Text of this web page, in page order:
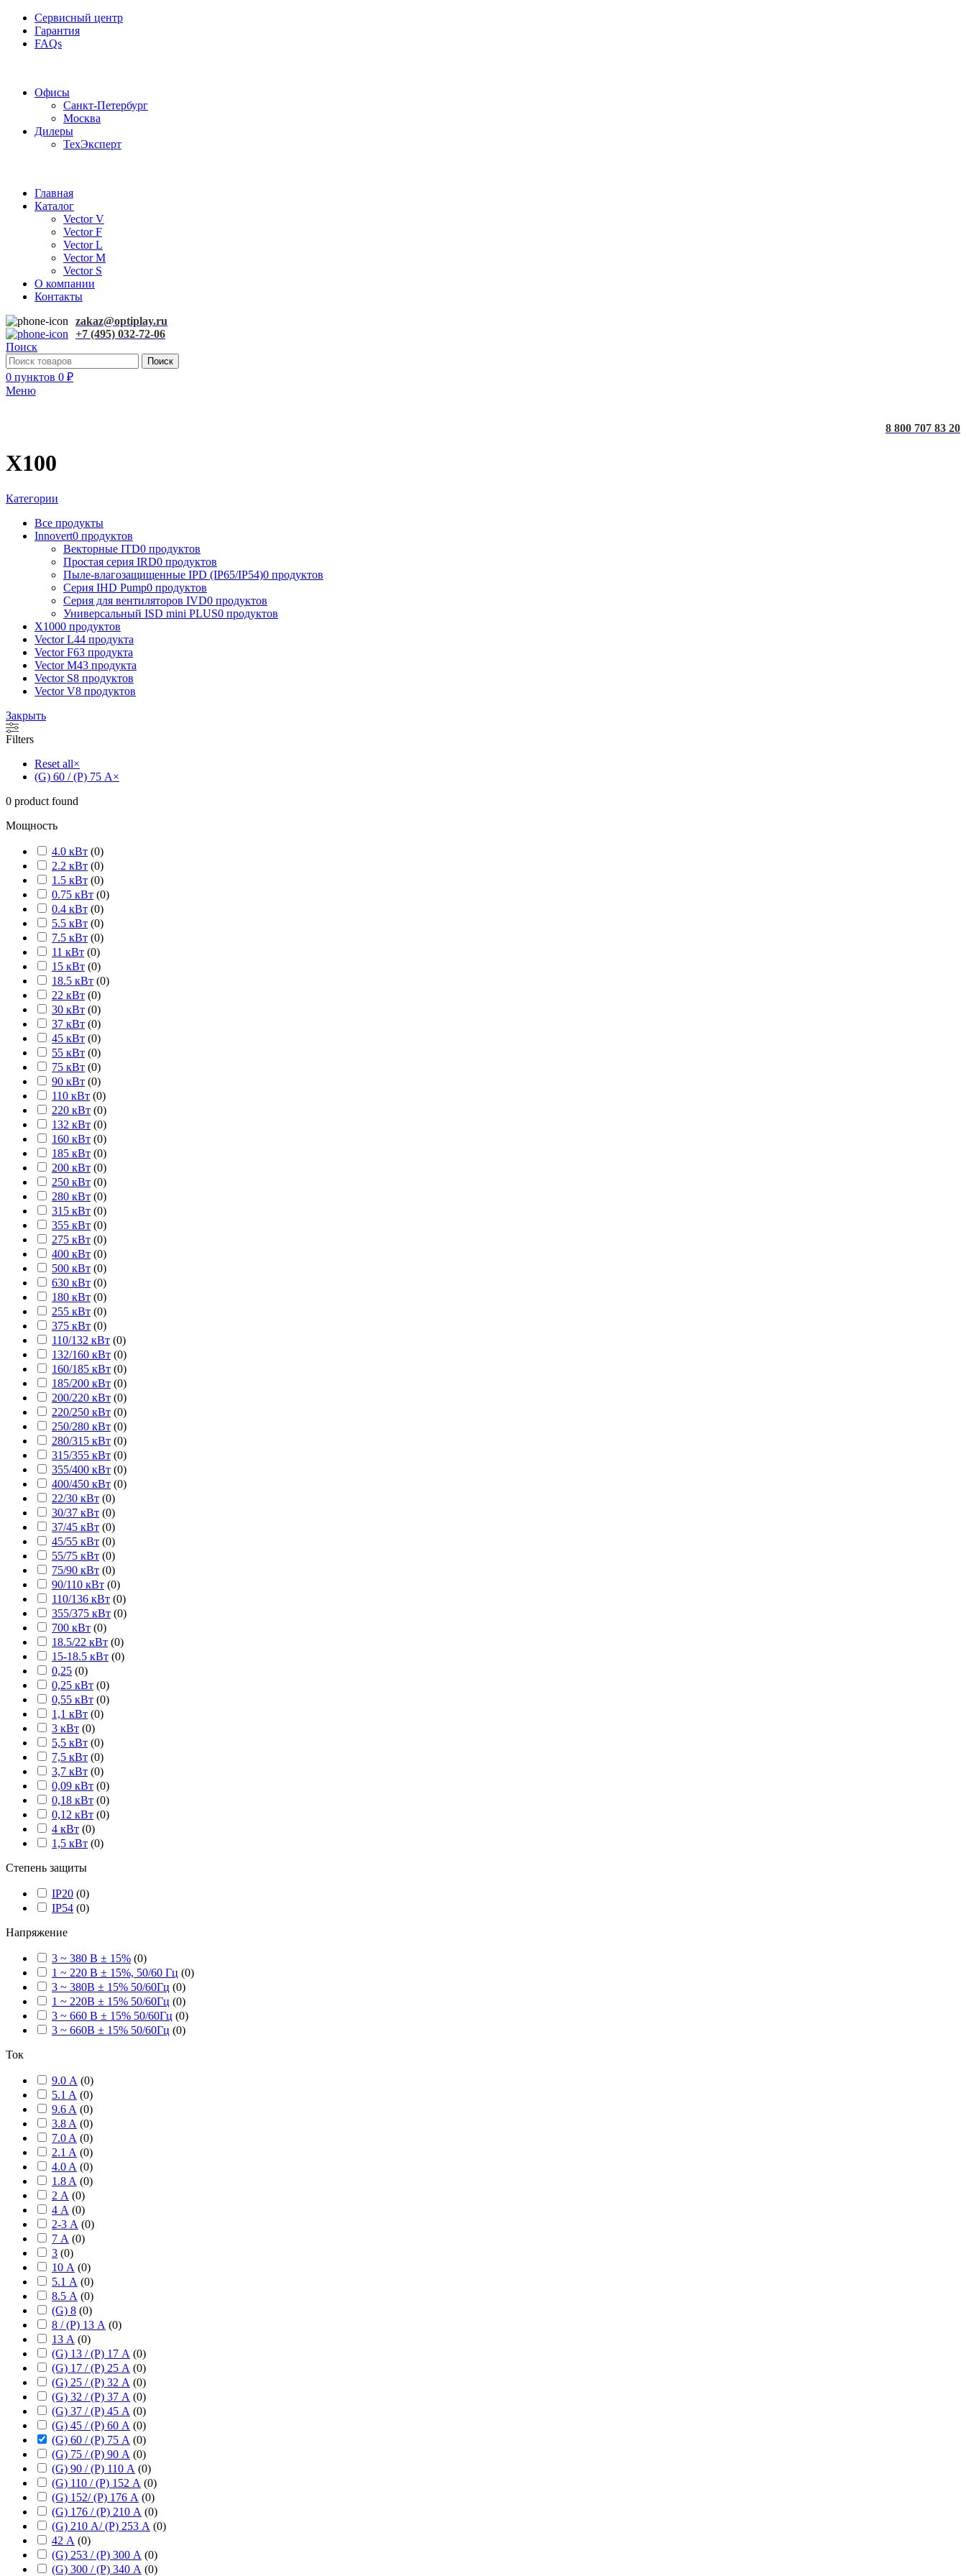
Сервисный центр
Гарантия
FAQs
Офисы
Санкт-Петербург
Москва
Дилеры
ТехЭксперт
Главная
Каталог
Vector V
Vector F
Vector L
Vector M
Vector S
О компании
Контакты
zakaz@optiplay.ru
+7 (495) 032-72-06
Поиск
Поиск
0 пунктов 0 ₽
Меню
8 800 707 83 20
X100
Категории
Все продукты
Innovert0 продуктов
Векторные ITD0 продуктов
Простая серия IRD0 продуктов
Пыле-влагозащищенные IPD (IP65/IP54)0 продуктов
Серия IHD Pump0 продуктов
Серия для вентиляторов IVD0 продуктов
Универсальный ISD mini PLUS0 продуктов
X1000 продуктов
Vector L44 продукта
Vector F63 продукта
Vector M43 продукта
Vector S8 продуктов
Vector V8 продуктов
Закрыть
Filters
Reset all×
(G) 60 / (P) 75 А×
0 product found
Мощность
4.0 кВт (0)
2.2 кВт (0)
1.5 кВт (0)
0.75 кВт (0)
0.4 кВт (0)
5.5 кВт (0)
7.5 кВт (0)
11 кВт (0)
15 кВт (0)
18.5 кВт (0)
22 кВт (0)
30 кВт (0)
37 кВт (0)
45 кВт (0)
55 кВт (0)
75 кВт (0)
90 кВт (0)
110 кВт (0)
220 кВт (0)
132 кВт (0)
160 кВт (0)
185 кВт (0)
200 кВт (0)
250 кВт (0)
280 кВт (0)
315 кВт (0)
355 кВт (0)
275 кВт (0)
400 кВт (0)
500 кВт (0)
630 кВт (0)
180 кВт (0)
255 кВт (0)
375 кВт (0)
110/132 кВт (0)
132/160 кВт (0)
160/185 кВт (0)
185/200 кВт (0)
200/220 кВт (0)
220/250 кВт (0)
250/280 кВт (0)
280/315 кВт (0)
315/355 кВт (0)
355/400 кВт (0)
400/450 кВт (0)
22/30 кВт (0)
30/37 кВт (0)
37/45 кВт (0)
45/55 кВт (0)
55/75 кВт (0)
75/90 кВт (0)
90/110 кВт (0)
110/136 кВт (0)
355/375 кВт (0)
700 кВт (0)
18.5/22 кВт (0)
15-18.5 кВт (0)
0,25 (0)
0,25 кВт (0)
0,55 кВт (0)
1,1 кВт (0)
3 кВт (0)
5,5 кВт (0)
7,5 кВт (0)
3,7 кВт (0)
0,09 кВт (0)
0,18 кВт (0)
0,12 кВт (0)
4 кВт (0)
1,5 кВт (0)
Степень защиты
IP20 (0)
IP54 (0)
Напряжение
3 ~ 380 В ± 15% (0)
1 ~ 220 В ± 15%, 50/60 Гц (0)
3 ~ 380В ± 15% 50/60Гц (0)
1 ~ 220В ± 15% 50/60Гц (0)
3 ~ 660 В ± 15% 50/60Гц (0)
3 ~ 660В ± 15% 50/60Гц (0)
Ток
9.0 А (0)
5.1 A (0)
9.6 A (0)
3.8 A (0)
7.0 A (0)
2.1 A (0)
4.0 A (0)
1.8 A (0)
2 А (0)
4 А (0)
2-3 А (0)
7 А (0)
3 (0)
10 А (0)
5.1 А (0)
8.5 А (0)
(G) 8 (0)
8 / (P) 13 А (0)
13 А (0)
(G) 13 / (P) 17 А (0)
(G) 17 / (P) 25 А (0)
(G) 25 / (P) 32 А (0)
(G) 32 / (P) 37 А (0)
(G) 37 / (P) 45 А (0)
(G) 45 / (P) 60 А (0)
(G) 60 / (P) 75 А (0)
(G) 75 / (P) 90 А (0)
(G) 90 / (P) 110 А (0)
(G) 110 / (P) 152 А (0)
(G) 152/ (P) 176 А (0)
(G) 176 / (P) 210 А (0)
(G) 210 А/ (P) 253 А (0)
42 А (0)
(G) 253 / (P) 300 А (0)
(G) 300 / (P) 340 А (0)